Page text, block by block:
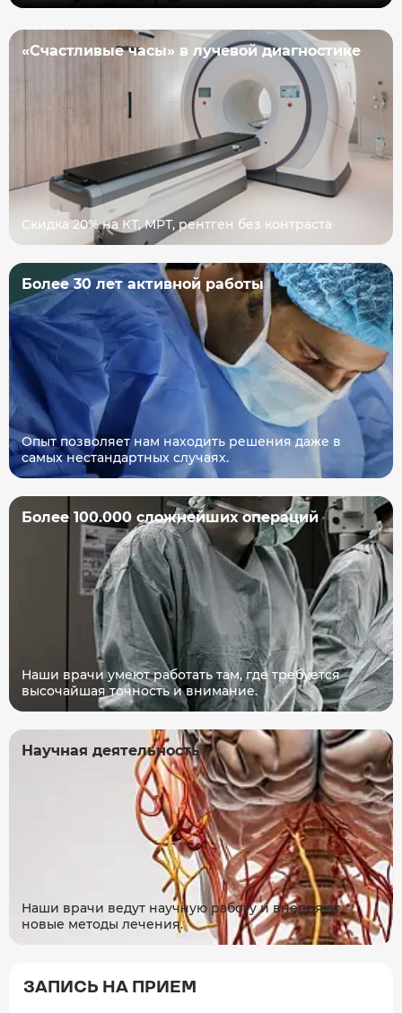
«Счастливые часы» в лучевой диагностике
Скидка 20% на КТ, МРТ, рентген без контраста
Более 30 лет активной работы
Опыт позволяет нам находить решения даже в
самых нестандартных случаях.
Более 100.000 сложнейших операций
Наши врачи умеют работать там, где требуется
высочайшая точность и внимание.
Научная деятельность
Наши врачи ведут научную работу и внедряют
новые методы лечения.
ЗАПИСЬ НА ПРИЕМ